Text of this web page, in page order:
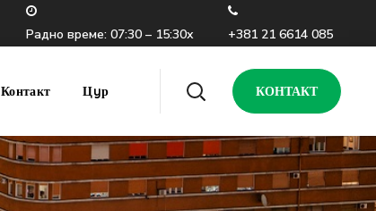
Радно време: 07:30 – 15:30х +381 21 6614 085
Контакт Цyр КОНТАКТ